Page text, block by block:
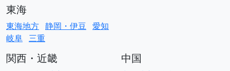
東海
東海地方 静岡・伊豆 愛知
岐阜 三重
関西・近畿 中国